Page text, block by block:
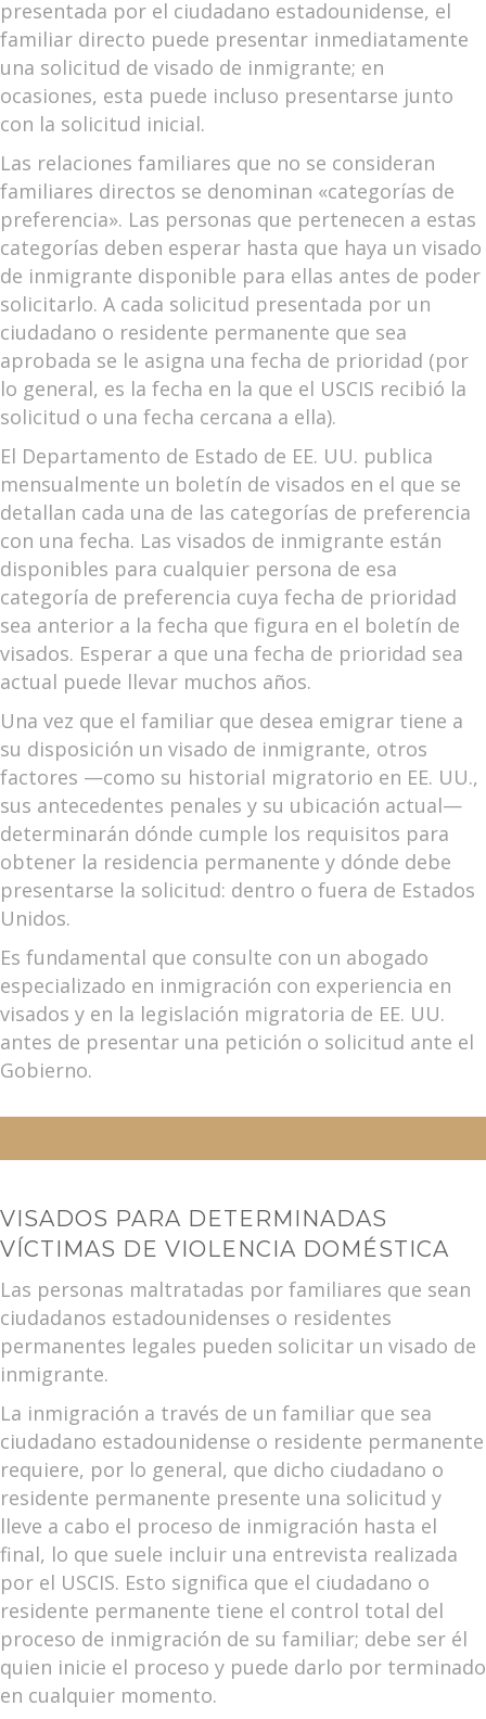
presentada por el ciudadano estadounidense, el
familiar directo puede presentar inmediatamente
una solicitud de visado de inmigrante; en
ocasiones, esta puede incluso presentarse junto
con la solicitud inicial.
Las relaciones familiares que no se consideran
familiares directos se denominan «categorías de
preferencia». Las personas que pertenecen a estas
categorías deben esperar hasta que haya un visado
de inmigrante disponible para ellas antes de poder
solicitarlo. A cada solicitud presentada por un
ciudadano o residente permanente que sea
aprobada se le asigna una fecha de prioridad (por
lo general, es la fecha en la que el USCIS recibió la
solicitud o una fecha cercana a ella).
El Departamento de Estado de EE. UU. publica
mensualmente un boletín de visados en el que se
detallan cada una de las categorías de preferencia
con una fecha. Las visados de inmigrante están
disponibles para cualquier persona de esa
categoría de preferencia cuya fecha de prioridad
sea anterior a la fecha que figura en el boletín de
visados. Esperar a que una fecha de prioridad sea
actual puede llevar muchos años.
Una vez que el familiar que desea emigrar tiene a
su disposición un visado de inmigrante, otros
factores —como su historial migratorio en EE. UU.,
sus antecedentes penales y su ubicación actual—
determinarán dónde cumple los requisitos para
obtener la residencia permanente y dónde debe
presentarse la solicitud: dentro o fuera de Estados
Unidos.
Es fundamental que consulte con un abogado
especializado en inmigración con experiencia en
visados y en la legislación migratoria de EE. UU.
antes de presentar una petición o solicitud ante el
Gobierno.
VISADOS PARA DETERMINADAS
VÍCTIMAS DE VIOLENCIA DOMÉSTICA
Las personas maltratadas por familiares que sean
ciudadanos estadounidenses o residentes
permanentes legales pueden solicitar un visado de
inmigrante.
La inmigración a través de un familiar que sea
ciudadano estadounidense o residente permanente
requiere, por lo general, que dicho ciudadano o
residente permanente presente una solicitud y
lleve a cabo el proceso de inmigración hasta el
final, lo que suele incluir una entrevista realizada
por el USCIS. Esto significa que el ciudadano o
residente permanente tiene el control total del
proceso de inmigración de su familiar; debe ser él
quien inicie el proceso y puede darlo por terminado
en cualquier momento.